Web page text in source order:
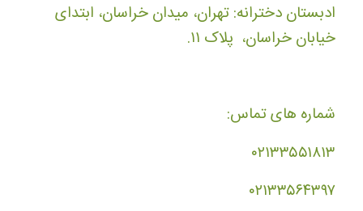
ادبستان دخترانه: تهران، میدان خراسان، ابتدای
خیابان خراسان، پلاک ۱۱.
شماره های تماس:
۰۲۱۳۳۵۵۱۸۱۳
۰۲۱۳۳۵۶۴۳۹۷